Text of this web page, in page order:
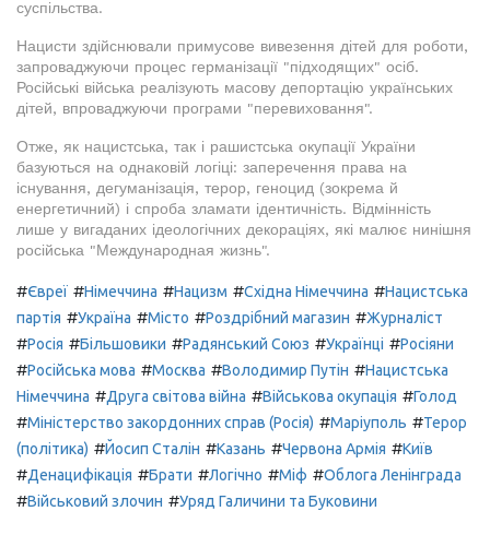
суспільства.
Нацисти здійснювали примусове вивезення дітей для роботи,
запроваджуючи процес германізації "підходящих" осіб.
Російські війська реалізують масову депортацію українських
дітей, впроваджуючи програми "перевиховання".
Отже, як нацистська, так і рашистська окупації України
базуються на однаковій логіці: заперечення права на
існування, дегуманізація, терор, геноцид (зокрема й
енергетичний) і спроба зламати ідентичність. Відмінність
лише у вигаданих ідеологічних декораціях, які малює нинішня
російська "Международная жизнь".
#Євреї #Німеччина #Нацизм #Східна Німеччина #Нацистська
партія #Україна #Місто #Роздрібний магазин #Журналіст
#Росія #Більшовики #Радянський Союз #Українці #Росіяни
#Російська мова #Москва #Володимир Путін #Нацистська
Німеччина #Друга світова війна #Військова окупація #Голод
#Міністерство закордонних справ (Росія) #Маріуполь #Терор
(політика) #Йосип Сталін #Казань #Червона Армія #Київ
#Денацифікація #Брати #Логічно #Міф #Облога Ленінграда
#Військовий злочин #Уряд Галичини та Буковини